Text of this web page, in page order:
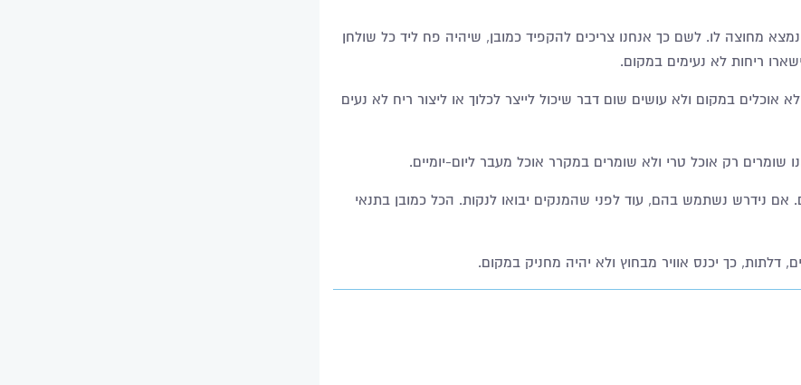
מחוצה לו. לשם כך אנחנו צריכים להקפיד כמובן, שיהיה פח ליד כל שולחן
ריחות לא נעימים במקום.
במקום ולא עושים שום דבר שיכול לייצר לכלוך או ליצור ריח לא נעים
רק אוכל טרי ולא שומרים במקרר אוכל מעבר ליום-יומיים.
אם נידרש נשתמש בהם, עוד לפני שהמנקים יבואו לנקות. הכל כמובן בתנאי
דלתות, כך יכנס אוויר מבחוץ ולא יהיה מחניק במקום.